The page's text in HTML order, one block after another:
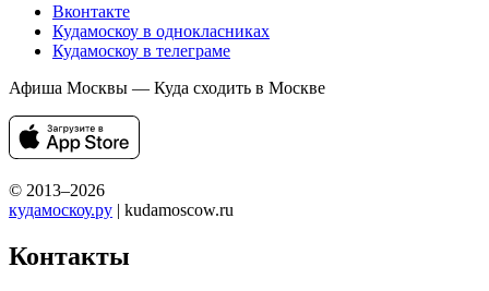
Вконтакте
Кудамоскоу в однокласниках
Кудамоскоу в телеграме
Афиша Москвы — Куда сходить в Москве
© 2013–2026
кудамоскоу.ру | kudamoscow.ru
Контакты